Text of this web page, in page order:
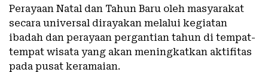
Perayaan Natal dan Tahun Baru oleh masyarakat
secara universal dirayakan melalui kegiatan
ibadah dan perayaan pergantian tahun di tempat-
tempat wisata yang akan meningkatkan aktifitas
pada pusat keramaian.